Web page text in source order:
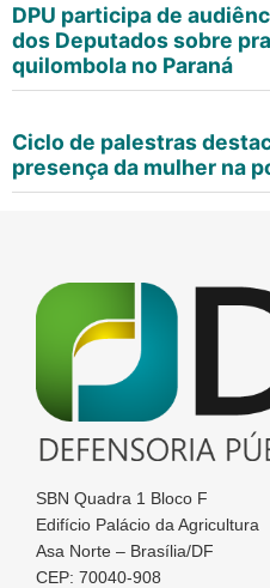
DPU participa de
dos Deputados sobre
quilombola no Paraná
Ciclo de palestras
presença da mulher na
SBN Quadra 1 Bloco F
Edifício Palácio da Agricultura
Asa Norte – Brasília/DF
CEP: 70040-908